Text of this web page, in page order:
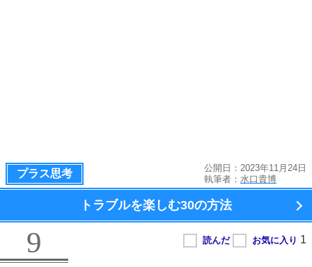
プラス思考
公開日：2023年11月24日
執筆者： 水口貴博
トラブルを楽しむ30の方法
9